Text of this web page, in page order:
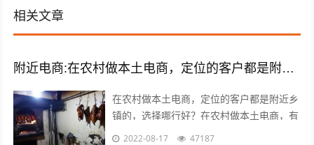
相关文章
附近电商:在农村做本土电商，定位的客户都是附近乡镇的，选择哪类商品好？
在农村做本土电商，定位的客户都是附近乡
镇的，选择哪行好？在农村做本土电商，有
一个莫大的好处，那就是诚信问题能够得到
2022-08-17 47187